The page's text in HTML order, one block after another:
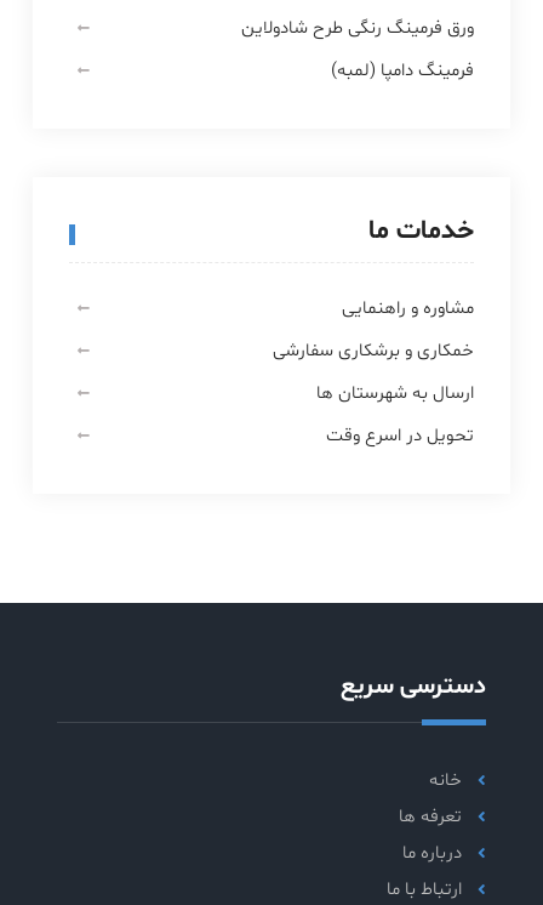
ورق فرمینگ رنگی طرح شادولاین
فرمینگ دامپا (لمبه)
خدمات ما
مشاوره و راهنمایی
خمکاری و برشکاری سفارشی
ارسال به شهرستان ها
تحویل در اسرع وقت
دسترسی سریع
خانه
تعرفه ها
درباره ما
ارتباط با ما